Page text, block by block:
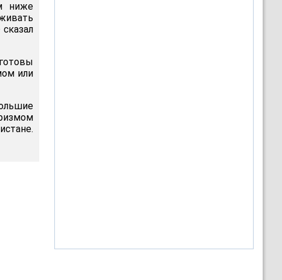
ниже
или